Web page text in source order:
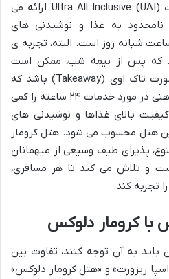
خدمات در این هتل به صورت Ultra All Inclusive (UAI) ارائه می
به غذا و نوشیدنی های
و معتبر در طول ۲۴ ساعت شبانه روز است. البته، تجربه ی
که پس از نیمه شب، ممکن است
خدمات نوشیدنی عمدتاً به صورت تاک اوی (Takeaway) باشد که
این نکته از پیش داوری های ذهنی در مورد خدمات ۲۴ ساعته را کمی
بالای غذاها و نوشیدنی های
هتل محسوب می شود. هتل کرومار
۳۸۶ اتاق متنوع، پذیرای طیف وسیعی از میهمانان
و تلاش می کند تا هر مسافری،
تجربه کند.
با کرومار دلوکس
باید به آن توجه کنند، تفاوت بین
ریزورت» و «هتل کرومار دلوکس»